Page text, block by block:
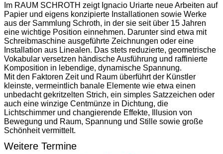
Im RAUM SCHROTH zeigt Ignacio Uriarte neue Arbeiten auf
Papier und eigens konzipierte Installationen sowie Werke
aus der Sammlung Schroth, in der sie seit über 15 Jahren
eine wichtige Position einnehmen. Darunter sind etwa mit
Schreibmaschine ausgeführte Zeichnungen oder eine
Installation aus Linealen. Das stets reduzierte, geometrische
Vokabular versetzen händische Ausführung und raffinierte
Komposition in lebendige, dynamische Spannung.
Mit den Faktoren Zeit und Raum überführt der Künstler
kleinste, vermeintlich banale Elemente wie etwa einen
unbedacht gekritzelten Strich, ein simples Satzzeichen oder
auch eine winzige Centmünze in Dichtung, die
Lichtschimmer und changierende Effekte, Illusion von
Bewegung und Raum, Spannung und Stille sowie große
Schönheit vermittelt.
Weitere Termine